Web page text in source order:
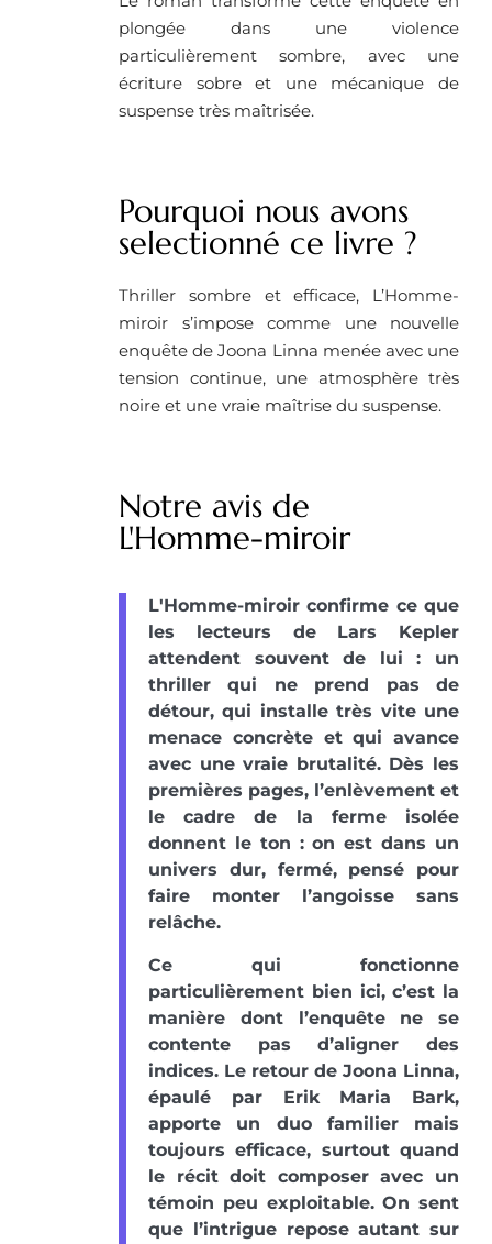
plongée dans une violence
particulièrement sombre, avec une
écriture sobre et une mécanique de
suspense très maîtrisée.
Pourquoi nous avons
selectionné ce livre ?
Thriller sombre et efficace, L’Homme-
miroir s’impose comme une nouvelle
enquête de Joona Linna menée avec une
tension continue, une atmosphère très
noire et une vraie maîtrise du suspense.
Notre avis de
L'Homme-miroir
L'Homme-miroir confirme ce que
les lecteurs de Lars Kepler
attendent souvent de lui : un
thriller qui ne prend pas de
détour, qui installe très vite une
menace concrète et qui avance
avec une vraie brutalité. Dès les
premières pages, l’enlèvement et
le cadre de la ferme isolée
donnent le ton : on est dans un
univers dur, fermé, pensé pour
faire monter l’angoisse sans
relâche.
Ce qui fonctionne
particulièrement bien ici, c’est la
manière dont l’enquête ne se
contente pas d’aligner des
indices. Le retour de Joona Linna,
épaulé par Erik Maria Bark,
apporte un duo familier mais
toujours efficace, surtout quand
le récit doit composer avec un
témoin peu exploitable. On sent
que l’intrigue repose autant sur